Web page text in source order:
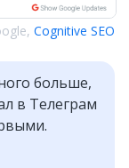
Cognitive SEO
больше,
в Телеграм